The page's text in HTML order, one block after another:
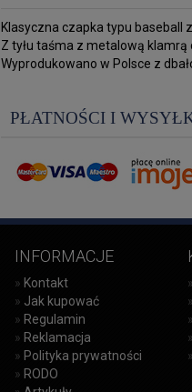
Klasyczna czapka typu baseball
Z tyłu taśma z metalową klamrą
Wyprodukowano w Polsce z
PŁATNOŚCI I
INFORMACJE
» Kontakt
» Jak kupować
» Regulamin
» Reklamacja
» Polityka prywatności
» RODO
»
»
»
»
»